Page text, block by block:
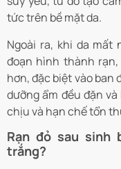
tức trên bề mặt da.
Ngoài ra, khi da mất
đoạn hình thành
hơn, đặc biệt vào ban
dưỡng ẩm đều đặn
chịu và hạn chế tổn
Rạn đỏ sau sinh
trắng?